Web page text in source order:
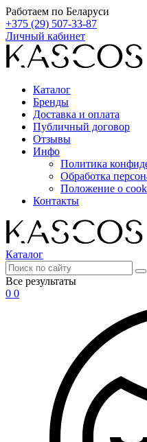
Работаем по Беларуси
+375 (29) 507-33-87
Личный кабинет
Каталог
Бренды
Доставка и оплата
Публичный договор
Отзывы
Инфо
Политика
Обработка
Положение о
Контакты
Каталог
Все результаты
0 0